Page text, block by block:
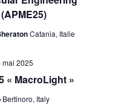
Catania, Italie
« MacroLight »
mai 2025
Bertinoro, Italy